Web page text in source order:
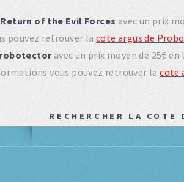
of the Evil Forces avec un prix
pouvez retrouver la cote argus de
avec un prix moyen de 25€
vous pouvez retrouver lacote
RECHERCHER LA COTE